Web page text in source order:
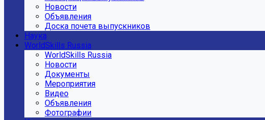
Новости
Объявления
Доска почета выпускников
Наука
WorldSkills Russia
WorldSkills Russia
Новости
Документы
Мероприятия
Видео
Объявления
Фотографии